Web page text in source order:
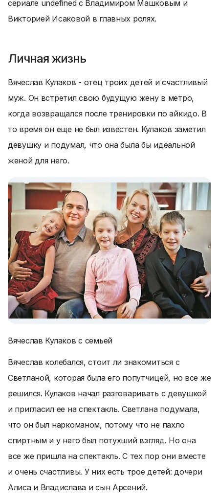
сериале undefined с Владимиром Машковым и
Викторией Исаковой в главных ролях.
Личная жизнь
Вячеслав Кулаков - отец троих детей и счастливый
муж. Он встретил свою будущую жену в метро,
когда возвращался после тренировки по айкидо. В
то время он еще не был известен. Кулаков заметил
девушку и подумал, что она была бы идеальной
женой для него.
Вячеслав Кулаков с семьей
Вячеслав колебался, стоит ли знакомиться с
Светланой, которая была его попутчицей, но все же
решился. Кулаков начал разговаривать с девушкой
и пригласил ее на спектакль. Светлана подумала,
что он был наркоманом, потому что не пахло
спиртным и у него был потухший взгляд. Но она
все же пришла на спектакль. С тех пор они вместе
и очень счастливы. У них есть трое детей: дочери
Алиса и Владислава и сын Арсений.